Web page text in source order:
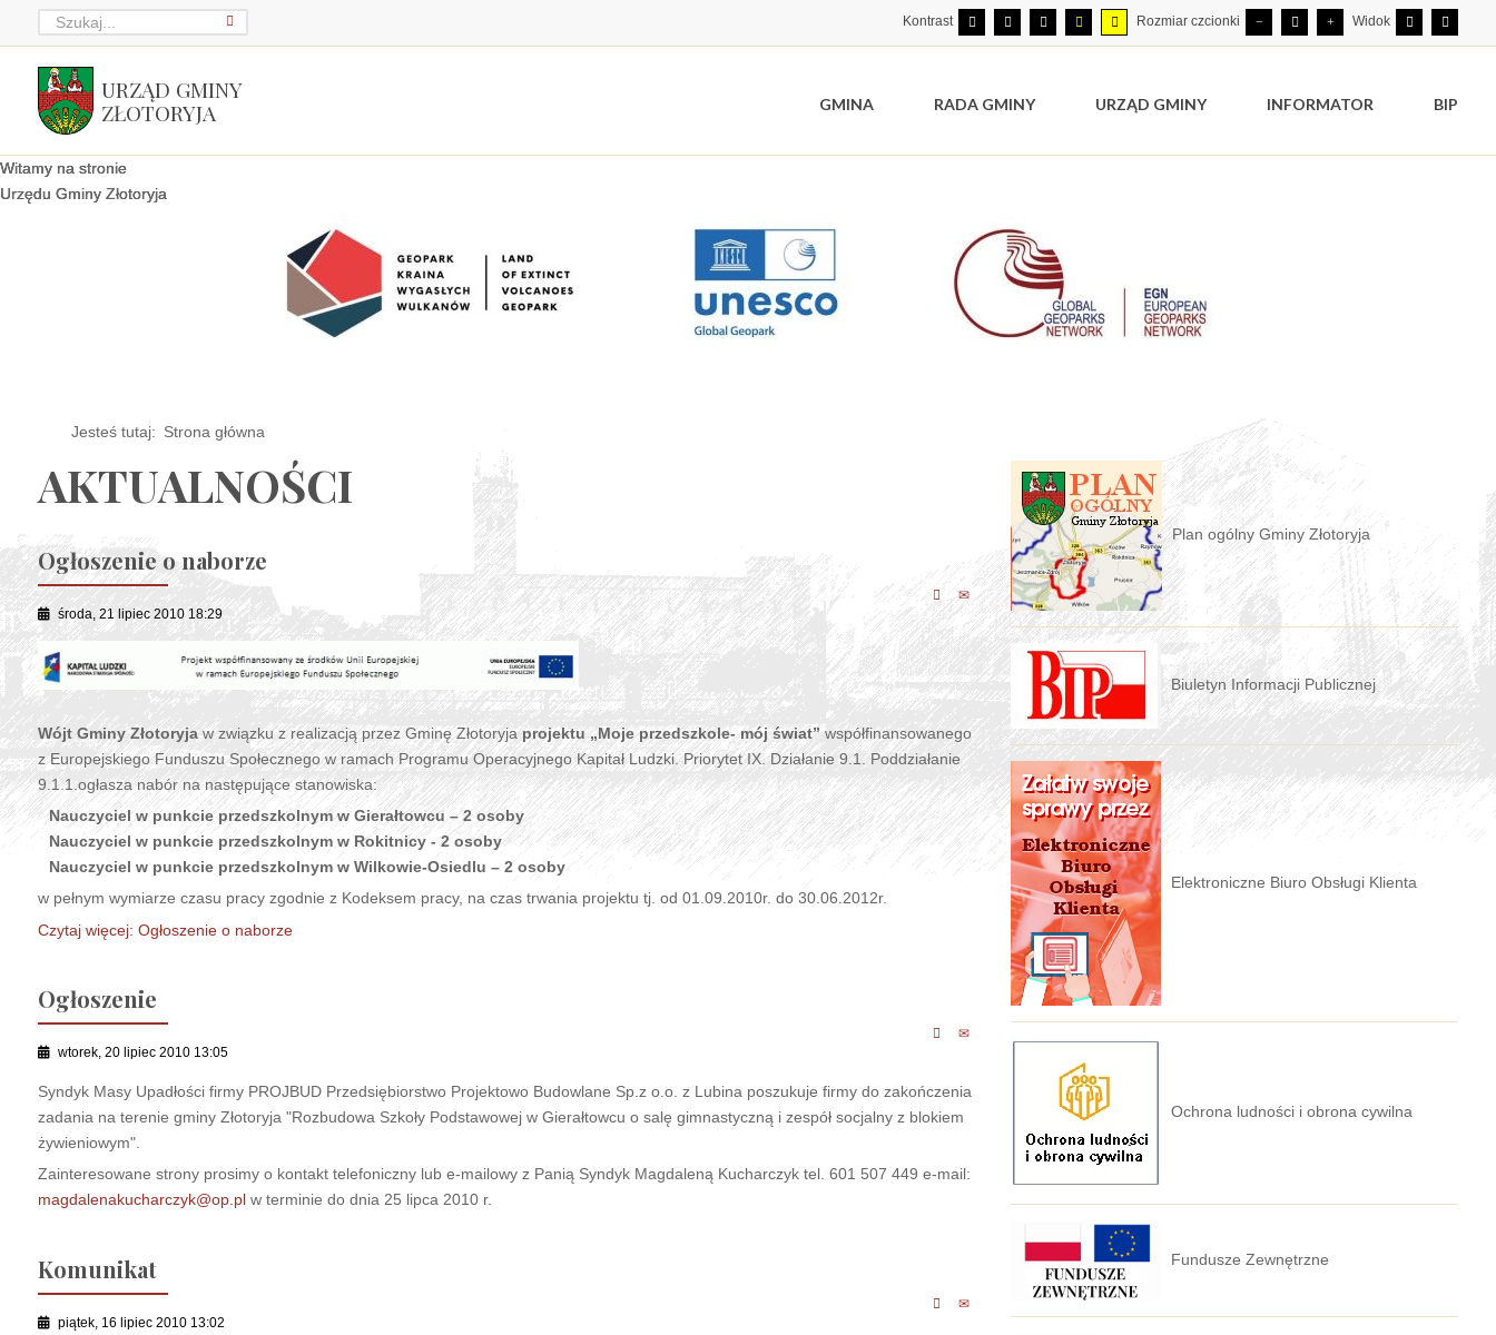
Kontrast Rozmiar czcionki Widok
URZĄD GMINY
ZŁOTORYJA
GMINA RADA GMINY URZĄD GMINY INFORMATOR BIP
Witamy na stronie
Urzędu Gminy Złotoryja
Witamy na stronie
Urzędu Gminy Złotoryja
Witamy na stronie
Urzędu Gminy Złotoryja
Jesteś tutaj: Strona główna
AKTUALNOŚCI
Ogłoszenie o naborze
środa, 21 lipiec 2010 18:29
Wójt Gminy Złotoryjaw związku z realizacją przez Gminę Złotoryja projektu „Moje przedszkole- mój świat” współfinansowanego
z Europejskiego Funduszu Społecznego w ramach Programu Operacyjnego Kapitał Ludzki. Priorytet IX. Działanie 9.1. Poddziałanie
9.1.1.ogłasza nabór na następujące stanowiska:
Nauczyciel w punkcie przedszkolnym w Gierałtowcu – 2 osoby
Nauczyciel w punkcie przedszkolnym w Rokitnicy - 2 osoby
Nauczyciel w punkcie przedszkolnym w Wilkowie-Osiedlu – 2 osoby
w pełnym wymiarze czasu pracy zgodnie z Kodeksem pracy, na czas trwania projektu tj. od 01.09.2010r. do 30.06.2012r.
Czytaj więcej: Ogłoszenie o naborze
Ogłoszenie
wtorek, 20 lipiec 2010 13:05
Syndyk Masy Upadłości firmy PROJBUD Przedsiębiorstwo Projektowo Budowlane Sp.z o.o. z Lubina poszukuje firmy do zakończenia
zadania na terenie gminy Złotoryja "Rozbudowa Szkoły Podstawowej w Gierałtowcu o salę gimnastyczną i zespół socjalny z blokiem
żywieniowym".
Zainteresowane strony prosimy o kontakt telefoniczny lub e-mailowy z Panią Syndyk Magdaleną Kucharczyk tel. 601 507 449 e-mail:
magdalenakucharczyk@op.plw terminie do dnia 25 lipca 2010 r.
Komunikat
piątek, 16 lipiec 2010 13:02
Plan ogólny Gminy Złotoryja
Biuletyn Informacji Publicznej
Elektroniczne Biuro Obsługi Klienta
Ochrona ludności i obrona cywilna
Fundusze Zewnętrzne